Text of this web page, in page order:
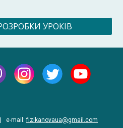
УРОКІВ
e-mail :fizikanovaua@gmail.com